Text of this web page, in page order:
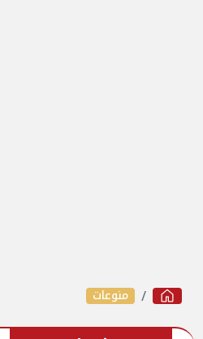
منوعات